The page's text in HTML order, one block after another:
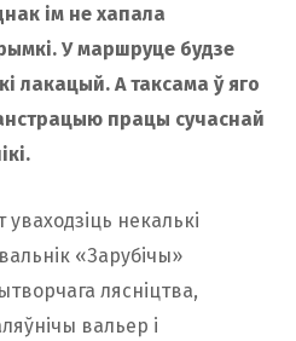
ім не хапала
У маршруце будзе
лакацый. А таксама ў яго
працы сучаснай
некалькі
«Зарубічы»
лясніцтва,
вальер і